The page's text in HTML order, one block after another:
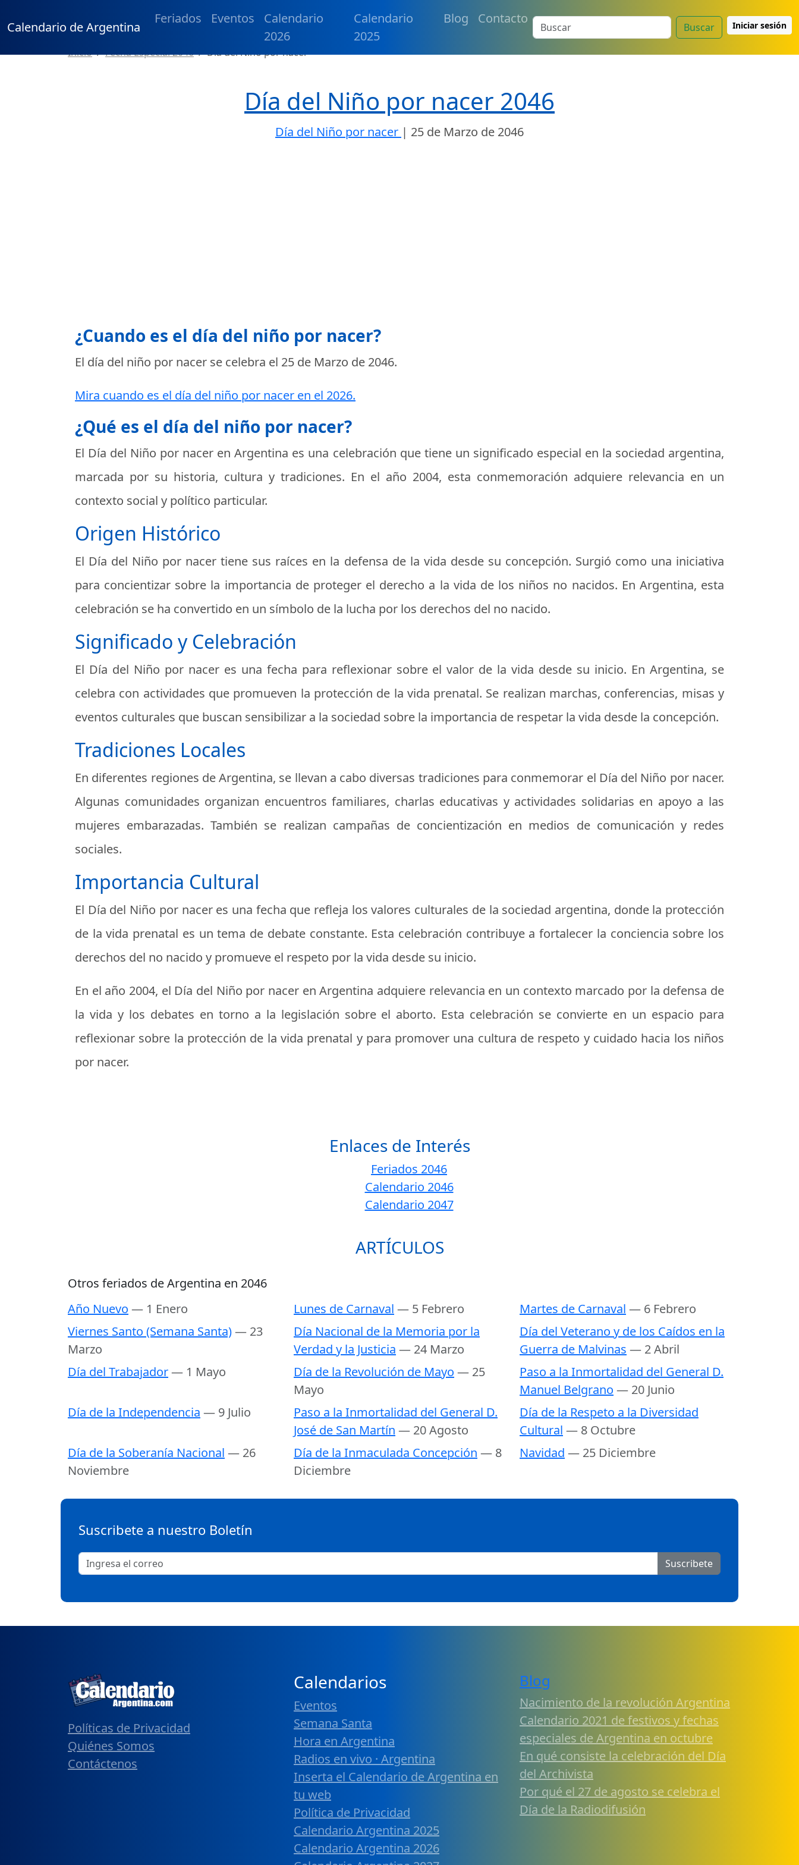
Calendario de Argentina
Feriados Eventos
Calendario
2026
Calendario
2025
Blog Contacto
Buscar Iniciar sesión
Inicio Fecha Especial 2046 Día del Niño por nacer
Día del Niño por nacer 2046
Día del Niño por nacer | 25 de Marzo de 2046
¿Cuando es el día del niño por nacer?
El día del niño por nacer se celebra el 25 de Marzo de 2046.
Mira cuando es el día del niño por nacer en el 2026.
¿Qué es el día del niño por nacer?
El Día del Niño por nacer en Argentina es una celebración que tiene un significado especial en la sociedad argentina,
marcada por su historia, cultura y tradiciones. En el año 2004, esta conmemoración adquiere relevancia en un
contexto social y político particular.
Origen Histórico
El Día del Niño por nacer tiene sus raíces en la defensa de la vida desde su concepción. Surgió como una iniciativa
para concientizar sobre la importancia de proteger el derecho a la vida de los niños no nacidos. En Argentina, esta
celebración se ha convertido en un símbolo de la lucha por los derechos del no nacido.
Significado y Celebración
El Día del Niño por nacer es una fecha para reflexionar sobre el valor de la vida desde su inicio. En Argentina, se
celebra con actividades que promueven la protección de la vida prenatal. Se realizan marchas, conferencias, misas y
eventos culturales que buscan sensibilizar a la sociedad sobre la importancia de respetar la vida desde la concepción.
Tradiciones Locales
En diferentes regiones de Argentina, se llevan a cabo diversas tradiciones para conmemorar el Día del Niño por nacer.
Algunas comunidades organizan encuentros familiares, charlas educativas y actividades solidarias en apoyo a las
mujeres embarazadas. También se realizan campañas de concientización en medios de comunicación y redes
sociales.
Importancia Cultural
El Día del Niño por nacer es una fecha que refleja los valores culturales de la sociedad argentina, donde la protección
de la vida prenatal es un tema de debate constante. Esta celebración contribuye a fortalecer la conciencia sobre los
derechos del no nacido y promueve el respeto por la vida desde su inicio.
En el año 2004, el Día del Niño por nacer en Argentina adquiere relevancia en un contexto marcado por la defensa de
la vida y los debates en torno a la legislación sobre el aborto. Esta celebración se convierte en un espacio para
reflexionar sobre la protección de la vida prenatal y para promover una cultura de respeto y cuidado hacia los niños
por nacer.
Enlaces de Interés
Feriados 2046
Calendario 2046
Calendario 2047
ARTÍCULOS
Otros feriados de Argentina en 2046
Año Nuevo — 1 Enero Lunes de Carnaval — 5 Febrero Martes de Carnaval — 6 Febrero
Viernes Santo (Semana Santa)— 23
Marzo
Día Nacional de la Memoria por la
Verdad y la Justicia — 24 Marzo
Día del Veterano y de los Caídos en la
Guerra de Malvinas — 2 Abril
Día del Trabajador— 1 Mayo Día de la Revolución de Mayo — 25
Mayo
Paso a la Inmortalidad del General D.
Manuel Belgrano — 20 Junio
Día de la Independencia — 9 Julio
Paso a la Inmortalidad del General D.
José de San Martín — 20 Agosto
Día de la Respeto a la Diversidad
Cultural — 8 Octubre
Día de la Soberanía Nacional — 26
Noviembre
Día de la Inmaculada Concepción — 8
Diciembre
Navidad — 25 Diciembre
Suscribete a nuestro Boletín
Suscribete
Políticas de Privacidad
Quiénes Somos
Contáctenos
Calendarios
Eventos
Semana Santa
Hora en Argentina
Radios en vivo · Argentina
Inserta el Calendario de Argentina en
tu web
Política de Privacidad
Calendario Argentina 2025
Calendario Argentina 2026
Blog
Nacimiento de la revolución Argentina
Calendario 2021 de festivos y fechas
especiales de Argentina en octubre
En qué consiste la celebración del Día
del Archivista
Por qué el 27 de agosto se celebra el
Día de la Radiodifusión